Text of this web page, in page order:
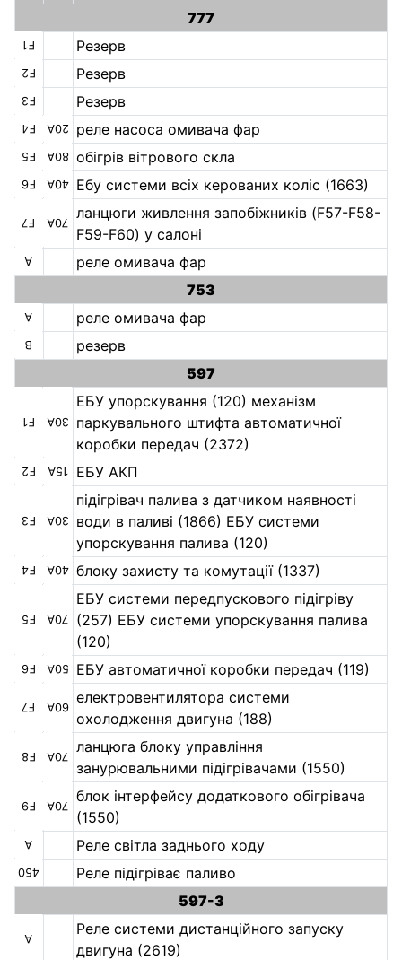
777
F1 Резерв
F2 Резерв
F3 Резерв
F4 20А реле насоса омивача фар
F5 80А обігрів вітрового скла
F6 40А Ебу системи всіх керованих коліс (1663)
F7 70А
ланцюги живлення запобіжників (F57-F58-
F59-F60) у салоні
А
реле омивача фар
753
А реле омивача фар
B
резерв
597
F1 30А
ЕБУ упорскування (120) механізм
паркувального штифта автоматичної
коробки передач (2372)
F2 15А ЕБУ АКП
F3 30А
підігрівач палива з датчиком наявності
води в паливі (1866) ЕБУ системи
упорскування палива (120)
F4 40А блоку захисту та комутації (1337)
F5 70А
ЕБУ системи передпускового підігріву
(257) ЕБУ системи упорскування палива
(120)
F6 50А ЕБУ автоматичної коробки передач (119)
F7 60А
електровентилятора системи
охолодження двигуна (188)
F8 70А
ланцюга блоку управління
занурювальними підігрівачами (1550)
F9 70А
блок інтерфейсу додаткового обігрівача
(1550)
А Реле світла заднього ходу
450
Реле підігріває паливо
597-3
А
Реле системи дистанційного запуску
двигуна (2619)